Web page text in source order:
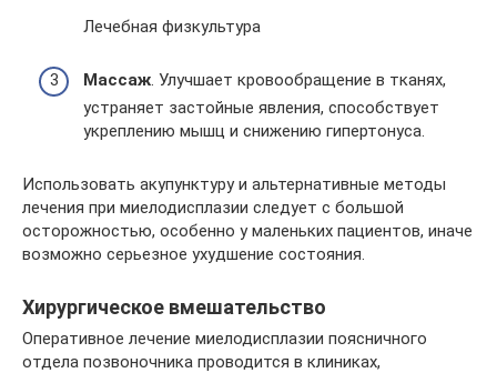
Лечебная физкультура
Массаж. Улучшает кровообращение в тканях,
устраняет застойные явления, способствует
укреплению мышц и снижению гипертонуса.
Использовать акупунктуру и альтернативные методы
лечения при миелодисплазии следует с большой
осторожностью, особенно у маленьких пациентов, иначе
возможно серьезное ухудшение состояния.
Хирургическое вмешательство
Оперативное лечение миелодисплазии поясничного
отдела позвоночника проводится в клиниках,